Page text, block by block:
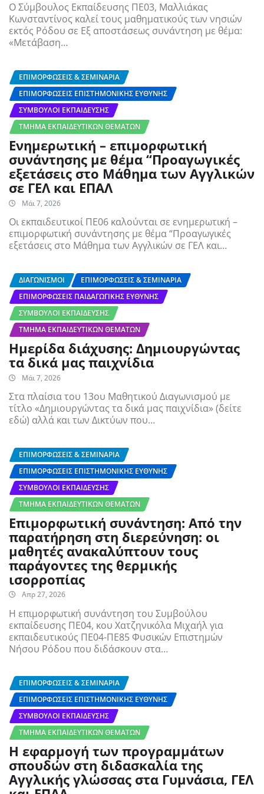
O Σύμβουλος Εκπαίδευσης ΠΕ03, Μαλλιάκας
Κωνσταντίνος καλεί τους μαθηματικούς των νησιών
εκτός Ρόδου σε Εξ αποστάσεως συνάντηση με θέμα:
«Μετάβαση…
ΕΠΙΜΟΡΦΏΣΕΙΣ & ΣΕΜΙΝΆΡΙΑ
ΕΠΙΜΟΡΦΏΣΕΙΣ ΕΠΙΣΤΗΜΟΝΙΚΉΣ ΕΥΘΎΝΗΣ
ΣΎΜΒΟΥΛΟΙ ΕΚΠΑΊΔΕΥΣΗΣ
ΤΜΉΜΑ ΕΚΠΑΙΔΕΥΤΙΚΏΝ ΘΕΜΆΤΩΝ
Ενημερωτική – επιμορφωτική
συνάντησης με θέμα “Προαγωγικές
εξετάσεις στο Μάθημα των Αγγλικών
σε ΓΕΛ και ΕΠΑΛ
Μάι 7, 2026
Οι εκπαιδευτικοί ΠΕ06 καλούνται σε ενημερωτική –
επιμορφωτική συνάντησης με θέμα “Προαγωγικές
εξετάσεις στο Μάθημα των Αγγλικών σε ΓΕΛ και…
ΔΙΑΓΩΝΙΣΜΟΊ
ΕΠΙΜΟΡΦΏΣΕΙΣ & ΣΕΜΙΝΆΡΙΑ
ΕΠΙΜΟΡΦΏΣΕΙΣ ΠΑΙΔΑΓΩΓΙΚΉΣ ΕΥΘΎΝΗΣ
ΣΎΜΒΟΥΛΟΙ ΕΚΠΑΊΔΕΥΣΗΣ
ΤΜΉΜΑ ΕΚΠΑΙΔΕΥΤΙΚΏΝ ΘΕΜΆΤΩΝ
Ημερίδα διάχυσης: Δημιουργώντας
τα δικά μας παιχνίδια
Μάι 7, 2026
Στα πλαίσια του 13ου Μαθητικού Διαγωνισμού με
τίτλο «Δημιουργώντας τα δικά μας παιχνίδια» (δείτε
εδώ) αλλά και των Δικτύων που…
ΕΠΙΜΟΡΦΏΣΕΙΣ & ΣΕΜΙΝΆΡΙΑ
ΕΠΙΜΟΡΦΏΣΕΙΣ ΕΠΙΣΤΗΜΟΝΙΚΉΣ ΕΥΘΎΝΗΣ
ΣΎΜΒΟΥΛΟΙ ΕΚΠΑΊΔΕΥΣΗΣ
ΤΜΉΜΑ ΕΚΠΑΙΔΕΥΤΙΚΏΝ ΘΕΜΆΤΩΝ
Επιμορφωτική συνάντηση: Από την
παρατήρηση στη διερεύνηση: οι
μαθητές ανακαλύπτουν τους
παράγοντες της θερμικής
ισορροπίας
Απρ 27, 2026
Η επιμορφωτική συνάντηση του Συμβούλου
εκπαίδευσης ΠΕ04, κου Χατζηνικόλα Μιχαήλ για
εκπαιδευτικούς ΠΕ04-ΠΕ85 Φυσικών Επιστημών
Νήσου Ρόδου που διδάσκουν στα…
ΕΠΙΜΟΡΦΏΣΕΙΣ & ΣΕΜΙΝΆΡΙΑ
ΕΠΙΜΟΡΦΏΣΕΙΣ ΕΠΙΣΤΗΜΟΝΙΚΉΣ ΕΥΘΎΝΗΣ
ΣΎΜΒΟΥΛΟΙ ΕΚΠΑΊΔΕΥΣΗΣ
ΤΜΉΜΑ ΕΚΠΑΙΔΕΥΤΙΚΏΝ ΘΕΜΆΤΩΝ
Η εφαρμογή των προγραμμάτων
σπουδών στη διδασκαλία της
Αγγλικής γλώσσας στα Γυμνάσια, ΓΕΛ